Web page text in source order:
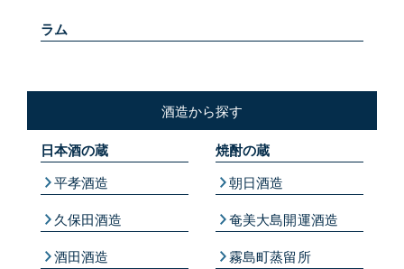
ラム
酒造から探す
日本酒の蔵
平孝酒造
久保田酒造
酒田酒造
焼酎の蔵
朝日酒造
奄美大島開運酒造
霧島町蒸留所